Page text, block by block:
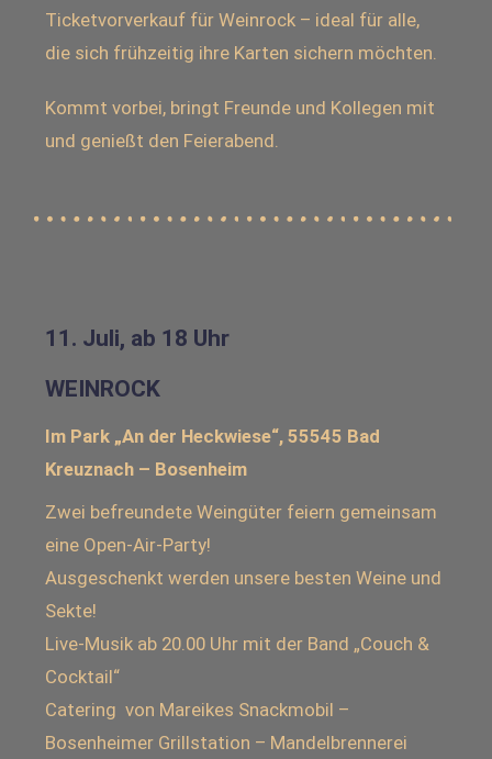
Ticketvorverkauf für Weinrock – ideal für alle,
die sich frühzeitig ihre Karten sichern möchten.
Kommt vorbei, bringt Freunde und Kollegen mit
und genießt den Feierabend.
11. Juli, ab 18 Uhr
WEINROCK
Im Park „An der Heckwiese“, 55545 Bad
Kreuznach – Bosenheim
Zwei befreundete Weingüter feiern gemeinsam
eine Open-Air-Party!
Ausgeschenkt werden unsere besten Weine und
Sekte!
Live-Musik ab 20.00 Uhr mit der Band „Couch &
Cocktail“
Catering von Mareikes Snackmobil –
Bosenheimer Grillstation – Mandelbrennerei